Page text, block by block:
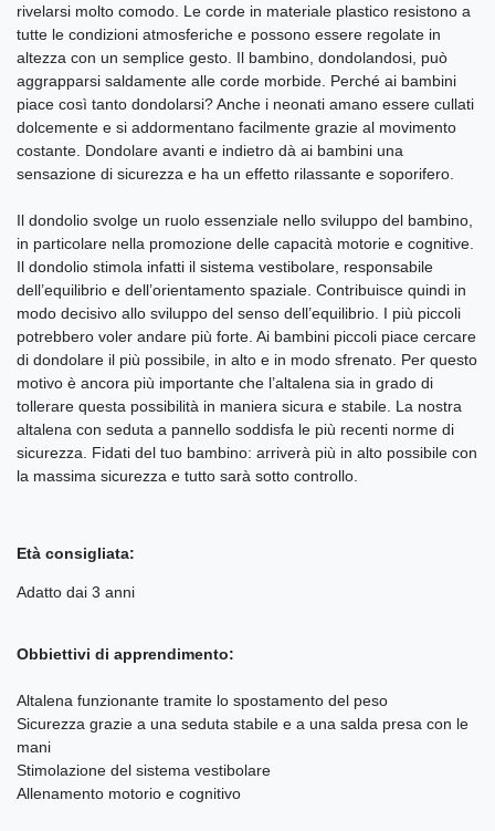
rivelarsi molto comodo. Le corde in materiale plastico resistono a
tutte le condizioni atmosferiche e possono essere regolate in
altezza con un semplice gesto. Il bambino, dondolandosi, può
aggrapparsi saldamente alle corde morbide. Perché ai bambini
piace così tanto dondolarsi? Anche i neonati amano essere cullati
dolcemente e si addormentano facilmente grazie al movimento
costante. Dondolare avanti e indietro dà ai bambini una
sensazione di sicurezza e ha un effetto rilassante e soporifero.
Il dondolio svolge un ruolo essenziale nello sviluppo del bambino,
in particolare nella promozione delle capacità motorie e cognitive.
Il dondolio stimola infatti il sistema vestibolare, responsabile
dell’equilibrio e dell’orientamento spaziale. Contribuisce quindi in
modo decisivo allo sviluppo del senso dell’equilibrio. I più piccoli
potrebbero voler andare più forte. Ai bambini piccoli piace cercare
di dondolare il più possibile, in alto e in modo sfrenato. Per questo
motivo è ancora più importante che l’altalena sia in grado di
tollerare questa possibilità in maniera sicura e stabile. La nostra
altalena con seduta a pannello soddisfa le più recenti norme di
sicurezza. Fidati del tuo bambino: arriverà più in alto possibile con
la massima sicurezza e tutto sarà sotto controllo.
Età consigliata:
Adatto dai 3 anni
Obbiettivi di apprendimento:
Altalena funzionante tramite lo spostamento del peso
Sicurezza grazie a una seduta stabile e a una salda presa con le
mani
Stimolazione del sistema vestibolare
Allenamento motorio e cognitivo